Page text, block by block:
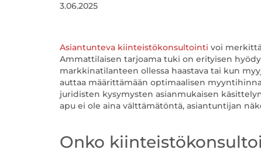
3.06.2025
Asiantunteva kiinteistökonsultointi voi
Ammattilaisen tarjoama tuki on erityisen
markkinatilanteen ollessa haastava tai kun
auttaa määrittämään optimaalisen
juridisten kysymysten asianmukaisen
apu ei ole aina välttämätöntä, asiantuntijan
Onko